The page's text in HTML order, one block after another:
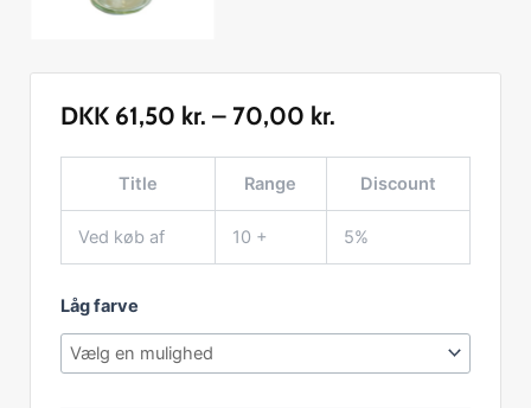
DKK 61,50 kr. – 70,00 kr.
Title Range Discount
Ved køb af 10 + 5%
Låg farve
g
i
karton